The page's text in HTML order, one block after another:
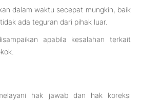
dalam waktu secepat mungkin, baik
ada teguran dari pihak luar.
apabila kesalahan terkait
hak jawab dan hak koreksi